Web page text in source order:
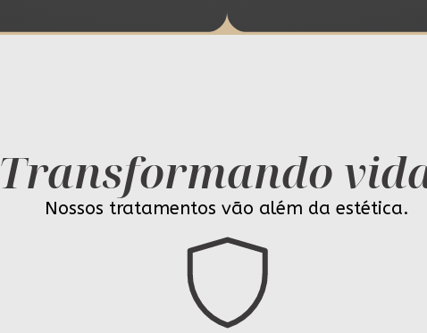
Transformando
Nossos tratamentos vão além da estética.